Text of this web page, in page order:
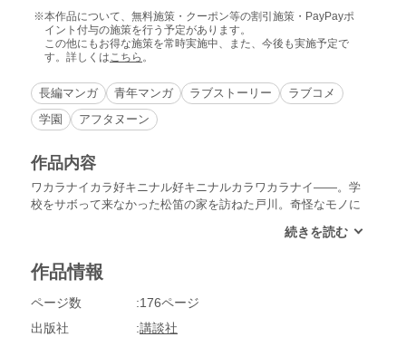
本作品について、無料施策・クーポン等の割引施策・PayPayポ
イント付与の施策を行う予定があります。
この他にもお得な施策を常時実施中、また、今後も実施予定で
す。詳しくはこちら 。
長編マンガ 青年マンガ ラブストーリー
ラブコメ
学園
アフタヌーン
作品内容
ワカラナイカラ好キニナル好キニナルカラワカラナイ――。学
校をサボって来なかった松笛の家を訪ねた戸川。奇怪なモノに
笛に忠告された扉を開けてしまう。そこにあったのはただの鏡
る……。
作品情報
ページ数
176ページ
出版社
講談社